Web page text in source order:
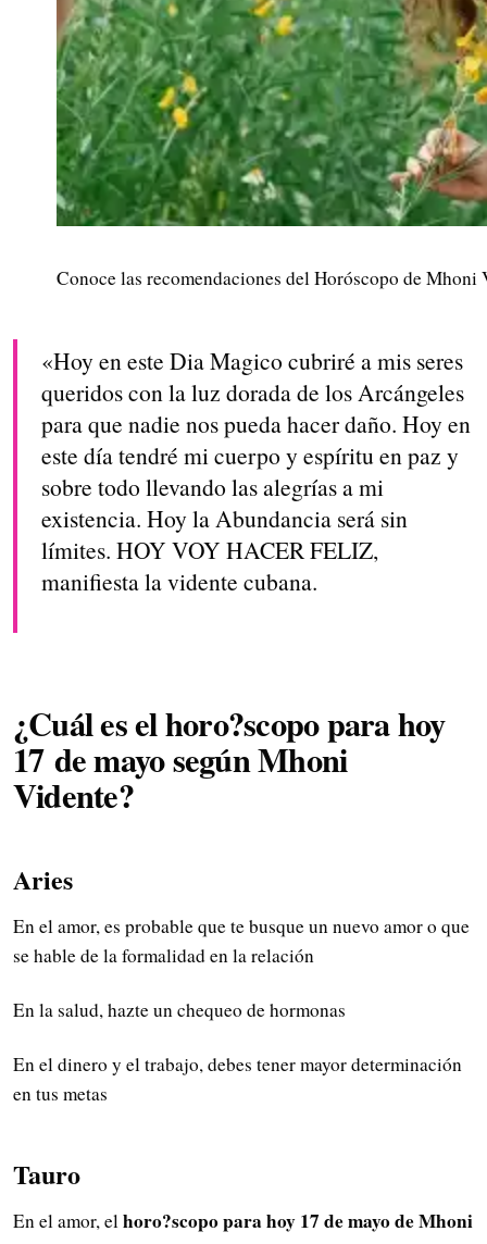
Conoce las recomendaciones del Horóscopo de Mhoni
«Hoy en este Dia Magico cubriré a mis seres
queridos con la luz dorada de los Arcángeles
para que nadie nos pueda hacer daño. Hoy en
este día tendré mi cuerpo y espíritu en paz y
sobre todo llevando las alegrías a mi
existencia. Hoy la Abundancia será sin
límites. HOY VOY HACER FELIZ,
manifiesta la vidente cubana.
¿Cuál es el horo?scopo para hoy
17de mayosegún Mhoni
Vidente?
Aries
En el amor, es probable que te busque un nuevo amor o que
se hable de la formalidad en la relación
En la salud, hazte un chequeo de hormonas
En el dinero y el trabajo, debes tener mayor determinación
en tus metas
Tauro
En el amor, elhoro?scopo para hoy 17 de mayo de Mhoni